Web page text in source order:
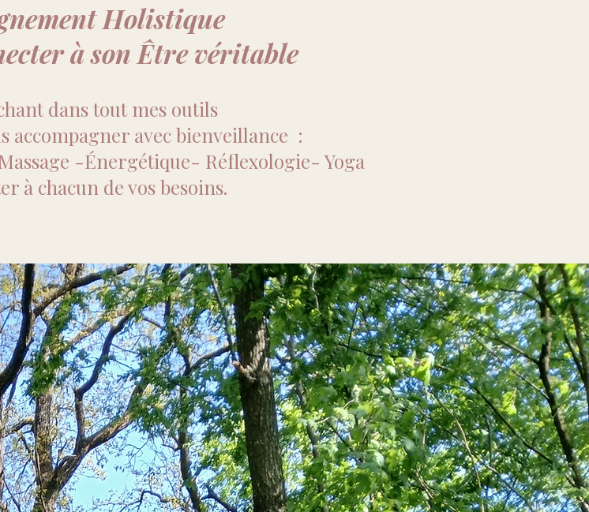
Holistique
à son Être véritable
dans tout mes outils
accompagner avec bienveillance :
-Énergétique- Réflexologie- Yoga
à chacun de vos besoins.